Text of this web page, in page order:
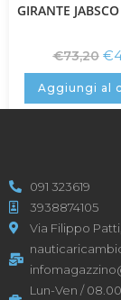
GIRANTE
€73,20 €
Aggiungi al
091 323619
3938874105
Via Filippo
Lun-Ven / 08.00